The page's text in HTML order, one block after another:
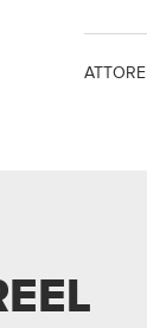
ATTORE